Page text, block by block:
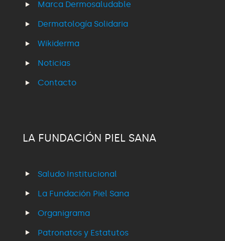
Marca Dermosaludable
Dermatología Solidaria
Wikiderma
Noticias
Contacto
LA FUNDACIÓN PIEL SANA
Saludo Institucional
La Fundación Piel Sana
Organigrama
Patronatos y Estatutos